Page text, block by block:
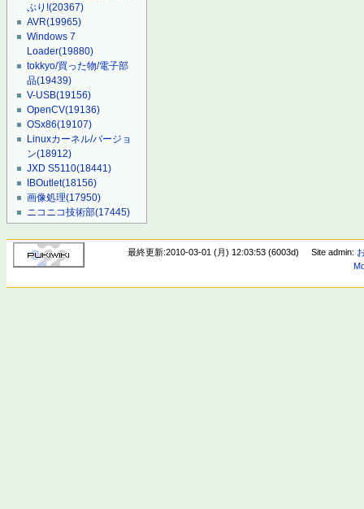
ぷり!(20367)
AVR(19965)
Windows 7
Loader(19880)
tokkyo/買った物/電子部
品(19439)
V-USB(19156)
OpenCV(19136)
OSx86(19107)
Linuxカーネル/バージョ
ン(18912)
JXD S5110(18441)
IBOutlet(18156)
画像処理(17950)
ニコニコ技術部(17445)
最終更新:2010-03-01 (月) 12:03:53 (6003d) Site admin: